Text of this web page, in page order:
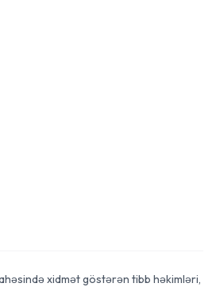
xidmət göstərən tibb həkimləri,